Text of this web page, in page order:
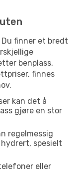
Du finner et bredt
benplass,
finnes
kan det å
gjøre en stor
regelmessig
spesielt
eller